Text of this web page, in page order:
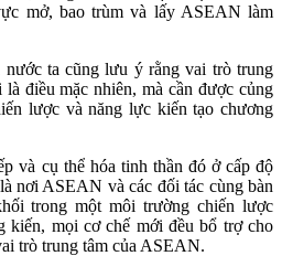
mở, bao trùm và lấy ASEAN làm
ta cũng lưu ý rằng vai trò trung
điều mặc nhiên, mà cần được củng
lược và năng lực kiến tạo chương
và cụ thể hóa tinh thần đó ở cấp độ
nơi ASEAN và các đối tác cùng bàn
trong một môi trường chiến lược
kiến, mọi cơ chế mới đều bổ trợ cho
trò trung tâm của ASEAN.